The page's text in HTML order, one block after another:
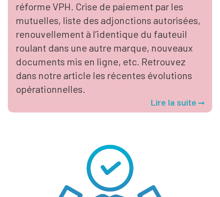
réforme VPH. Crise de paiement par les
mutuelles, liste des adjonctions autorisées,
renouvellement à l’identique du fauteuil
roulant dans une autre marque, nouveaux
documents mis en ligne, etc. Retrouvez
dans notre article les récentes évolutions
opérationnelles.
Lire la suite